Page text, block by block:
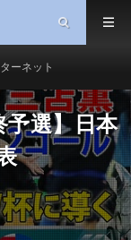
ーネット
選】日本